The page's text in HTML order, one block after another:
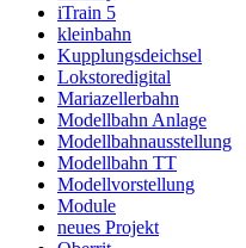
iTrain 5
kleinbahn
Kupplungsdeichsel
Lokstoredigital
Mariazellerbahn
Modellbahn Anlage
Modellbahnausstellung
Modellbahn TT
Modellvorstellung
Module
neues Projekt